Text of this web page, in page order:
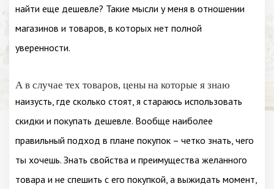
найти еще дешевле? Такие мысли у меня в отношении
магазинов и товаров, в которых нет полной
уверенности.
А в случае тех товаров, цены на которые я знаю
наизусть, где сколько стоят, я стараюсь использовать
скидки и покупать дешевле. Вообще наиболее
правильный подход в плане покупок – четко знать, чего
ты хочешь. Знать свойства и преимущества желанного
товара и не спешить с его покупкой, а выжидать момент,